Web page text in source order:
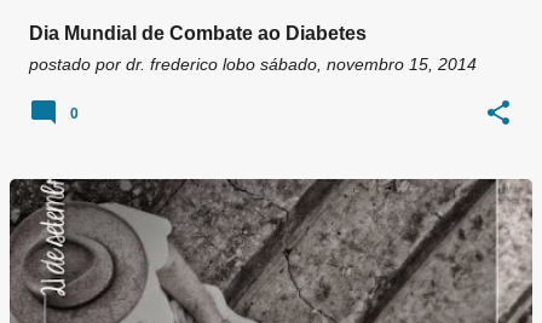
Dia Mundial de Combate ao Diabetes
postado por dr. frederico lobo sábado, novembro 15, 2014
0